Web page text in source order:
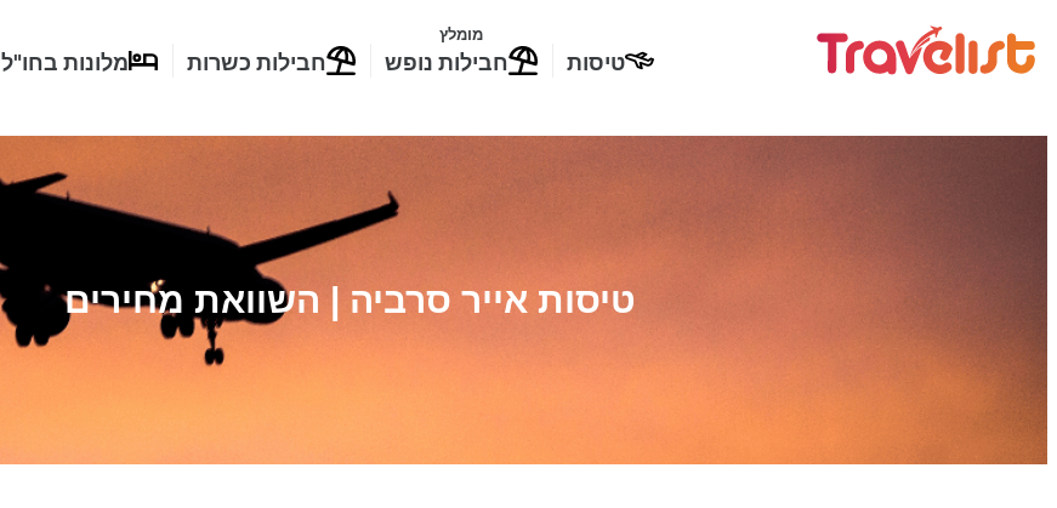
טיסות
מומלץ
חבילות נופש חבילות כשרות מלונות בחו"ל
טיסות אייר סרביה | השוואת מחירים